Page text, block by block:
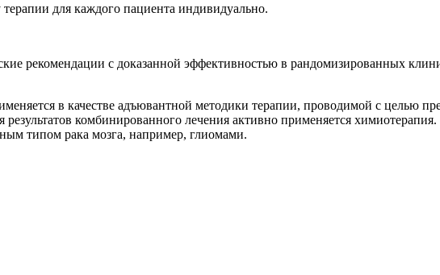
для каждого пациента индивидуально.
рекомендации с доказанной эффективностью в рандомизированных
в качестве адъювантной методики терапии, проводимой с целью
комбинированного лечения активно применяется
типом рака мозга, например, глиомами.